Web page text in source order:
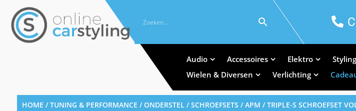
Audio Accessoires Elektro
Wielen & Diversen
Verlichting
HOME /TUNING & PERFORMANCE /ONDERSTEL/SCHROEFSETS / APM / TRIPLE-S SCHROEFSET